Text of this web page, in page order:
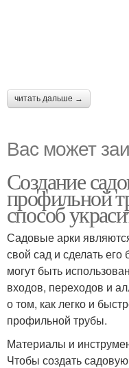
читать дальше →
Вас может
Создание
профильной
способ
Садовые арки
свой сад и сделать
могут быть
входов, переходов и
о том, как легко и
профильной трубы.
Материалы и
Чтобы создать